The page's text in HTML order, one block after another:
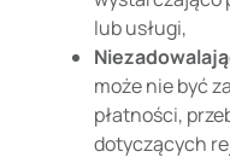
lub usługi,
może nie być
płatności,
dotyczących